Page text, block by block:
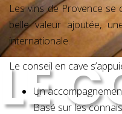
LE
Les vins de Provence
belle valeur ajoutée,
internationale.
Le conseil en cave
Un
Basé sur les